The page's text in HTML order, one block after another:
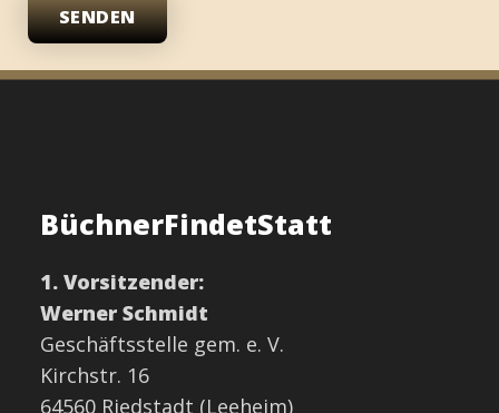
SENDEN
BüchnerFindetStatt
1. Vorsitzender:
Werner Schmidt
Geschäftsstelle gem. e. V.
Kirchstr. 16
64560 Riedstadt (Leeheim)